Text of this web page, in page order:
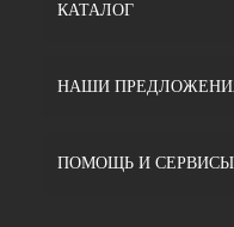
КАТАЛОГ
НАШИ
ПОМОЩЬ И СЕРВИСЫ